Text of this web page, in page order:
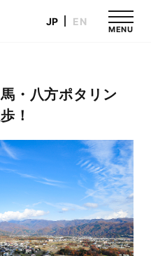
EN
JP
MENU
・八方ポタリン
！